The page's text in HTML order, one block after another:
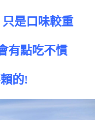
是口味較重
有點吃不慣
的!